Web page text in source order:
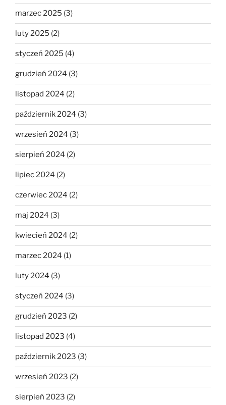
marzec 2025 (3)
luty 2025 (2)
styczeń 2025 (4)
grudzień 2024 (3)
listopad 2024 (2)
październik 2024 (3)
wrzesień 2024 (3)
sierpień 2024 (2)
lipiec 2024 (2)
czerwiec 2024 (2)
maj 2024 (3)
kwiecień 2024 (2)
marzec 2024 (1)
luty 2024 (3)
styczeń 2024 (3)
grudzień 2023 (2)
listopad 2023 (4)
październik 2023 (3)
wrzesień 2023 (2)
sierpień 2023 (2)